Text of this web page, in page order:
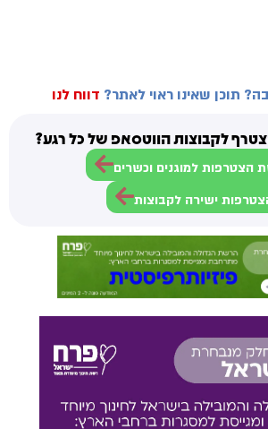
תוכן שאינו ראוי לאתר? דווח לנו
לקבוצות הווטסאפ של כל רגע?
הצטרפות למוגנים וכשרים
ישירה לקבוצות